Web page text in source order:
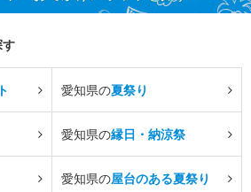
愛知県の夏祭り
愛知県の縁日・納涼祭
愛知県の屋台のある夏祭り